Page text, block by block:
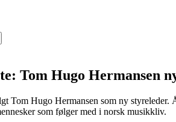
Tom Hugo Hermansen
Tom Hugo Hermansen som ny styreleder.
som følger med i norsk musikkliv.